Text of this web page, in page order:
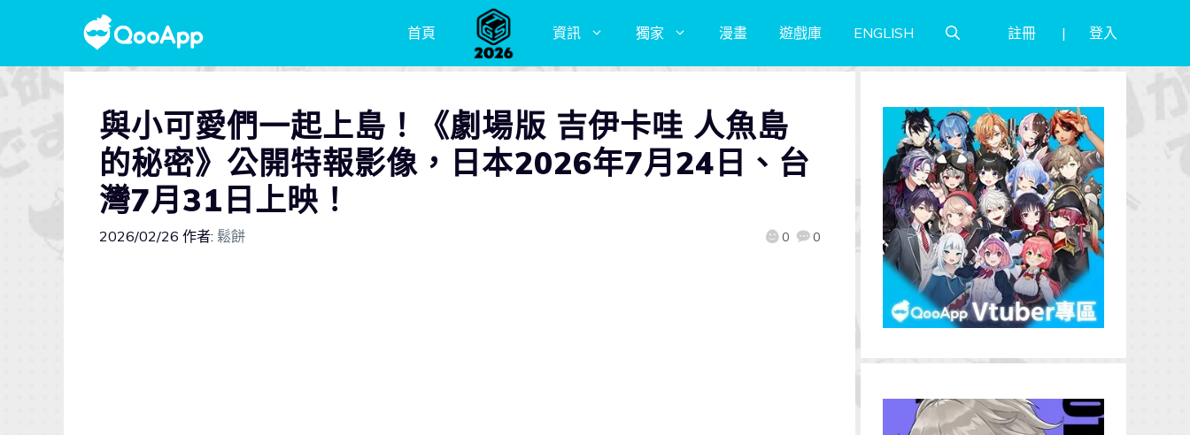
首頁 資訊 獨家 漫畫 遊戲庫 ENGLISH 註冊 登入
與小可愛們一起上島！《劇場版 吉伊卡哇 人魚島
的秘密》公開特報影像，日本2026年7月24日、台
灣7月31日上映！
2026/02/26 作者: 鬆餅 0 0